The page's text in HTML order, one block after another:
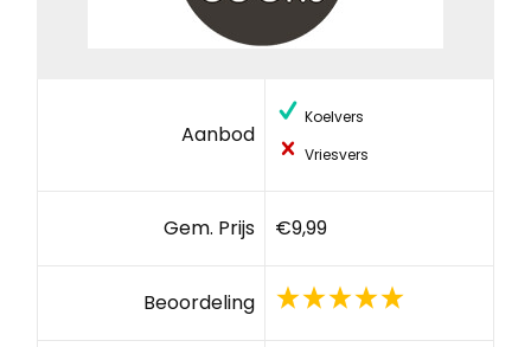
Aanbod
Koelvers
Vriesvers
Gem. Prijs €9,99
Beoordeling